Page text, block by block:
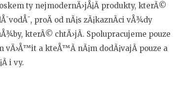
ty nejmodernÄ›jÅ¡Ã­ produkty, kterÃ©
proÄ od nÃ¡s zÃ¡kaznÃ­ci vÅ¾dy
kterÃ© chtÄ›jÃ­. Spolupracujeme pouze
a kteÅ™Ã­ nÃ¡m dodÃ¡vajÃ­ pouze a
i vy.